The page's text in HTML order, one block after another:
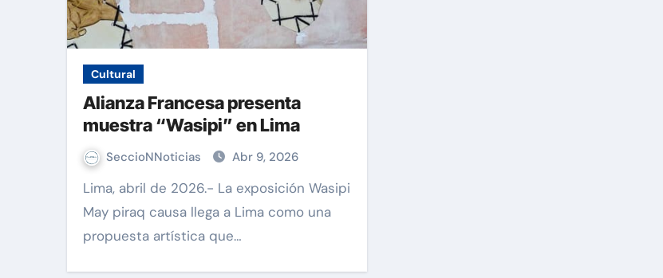
Cultural
Alianza Francesa presenta
muestra “Wasipi” en Lima
SeccioNNoticias Abr 9, 2026
Lima, abril de 2026.- La exposición Wasipi
May piraq causa llega a Lima como una
propuesta artística que…